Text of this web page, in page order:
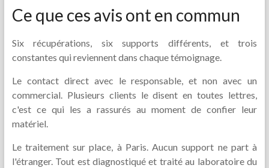
Ce que ces avis ont en commun
Six récupérations, six supports différents, et trois
constantes qui reviennent dans chaque témoignage.
Le contact direct avec le responsable, et non avec un
commercial. Plusieurs clients le disent en toutes lettres,
c'est ce qui les a rassurés au moment de confier leur
matériel.
Le traitement sur place, à Paris. Aucun support ne part à
l'étranger. Tout est diagnostiqué et traité au laboratoire du